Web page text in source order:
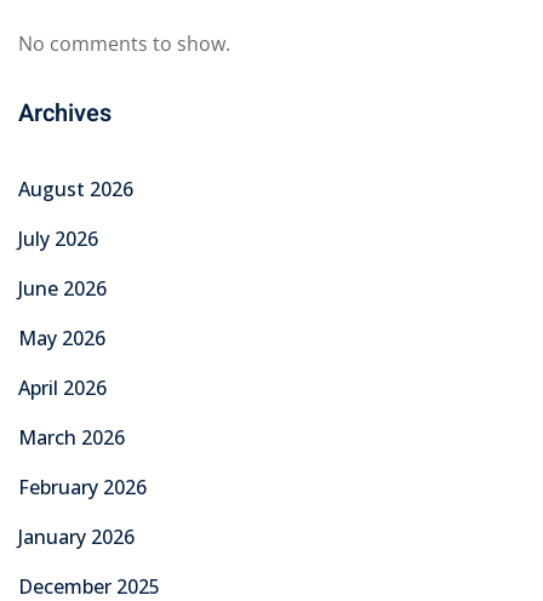
No comments to show.
Archives
August 2026
July 2026
June 2026
May 2026
April 2026
March 2026
February 2026
January 2026
December 2025